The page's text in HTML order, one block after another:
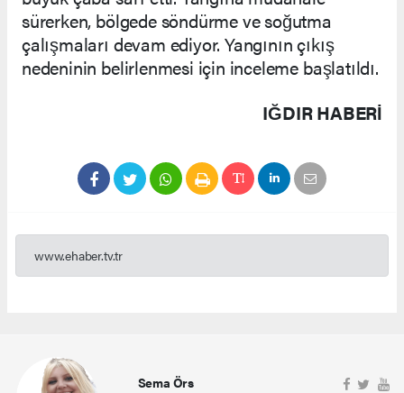
sürerken, bölgede söndürme ve soğutma
çalışmaları devam ediyor. Yangının çıkış
nedeninin belirlenmesi için inceleme başlatıldı.
IĞDIR HABERİ
www.ehaber.tv.tr
Sema Örs